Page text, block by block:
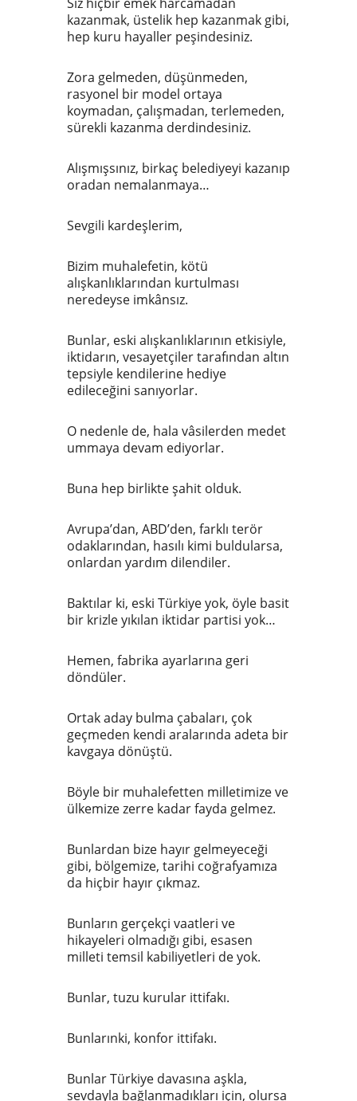
kazanmak, üstelik hep kazanmak gibi,
hep kuru hayaller peşindesiniz.
Zora gelmeden, düşünmeden,
rasyonel bir model ortaya
koymadan, çalışmadan, terlemeden,
sürekli kazanma derdindesiniz.
Alışmışsınız, birkaç belediyeyi kazanıp
oradan nemalanmaya…
Sevgili kardeşlerim,
Bizim muhalefetin, kötü
alışkanlıklarından kurtulması
neredeyse imkânsız.
Bunlar, eski alışkanlıklarının etkisiyle,
iktidarın, vesayetçiler tarafından altın
tepsiyle kendilerine hediye
edileceğini sanıyorlar.
O nedenle de, hala vâsilerden medet
ummaya devam ediyorlar.
Buna hep birlikte şahit olduk.
Avrupa’dan, ABD’den, farklı terör
odaklarından, hasılı kimi buldularsa,
onlardan yardım dilendiler.
Baktılar ki, eski Türkiye yok, öyle basit
bir krizle yıkılan iktidar partisi yok…
Hemen, fabrika ayarlarına geri
döndüler.
Ortak aday bulma çabaları, çok
geçmeden kendi aralarında adeta bir
kavgaya dönüştü.
Böyle bir muhalefetten milletimize ve
ülkemize zerre kadar fayda gelmez.
Bunlardan bize hayır gelmeyeceği
gibi, bölgemize, tarihi coğrafyamıza
da hiçbir hayır çıkmaz.
Bunların gerçekçi vaatleri ve
hikayeleri olmadığı gibi, esasen
milleti temsil kabiliyetleri de yok.
Bunlar, tuzu kurular ittifakı.
Bunlarınki, konfor ittifakı.
Bunlar Türkiye davasına aşkla,
sevdayla bağlanmadıkları için, olursa